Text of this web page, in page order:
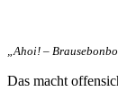
„Ahoi! –
Das macht